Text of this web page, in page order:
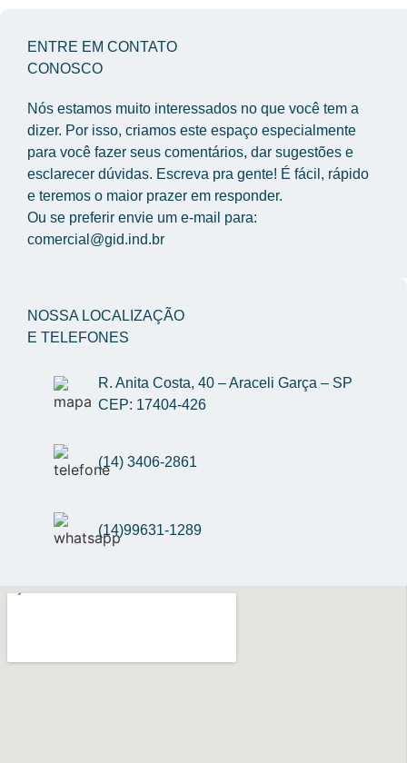
ENTRE EM CONTATO
CONOSCO
Nós estamos muito interessados no que você tem a
dizer. Por isso, criamos este espaço especialmente
para você fazer seus comentários, dar sugestões e
esclarecer dúvidas. Escreva pra gente! É fácil, rápido
e teremos o maior prazer em responder.
Ou se preferir envie um e-mail para:
comercial@gid.ind.br
NOSSA LOCALIZAÇÃO
E TELEFONES
R. Anita Costa, 40 – Araceli Garça – SP
CEP: 17404-426
(14) 3406-2861
(14)99631-1289